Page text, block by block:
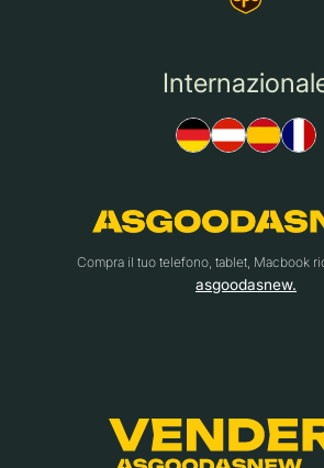
Compra il tuo telefono, tablet, Macbook
asgoodasnew.